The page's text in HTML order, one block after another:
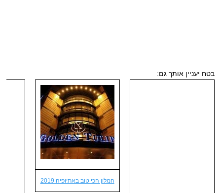
בטח יעניין אותך גם:
המלון הכי טוב באתיופיה 2019